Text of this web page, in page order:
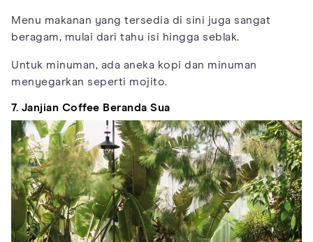
Menu makanan yang tersedia di sini juga sangat
beragam, mulai dari tahu isi hingga seblak.
Untuk minuman, ada aneka kopi dan minuman
menyegarkan seperti mojito.
7. Janjian Coffee Beranda Sua